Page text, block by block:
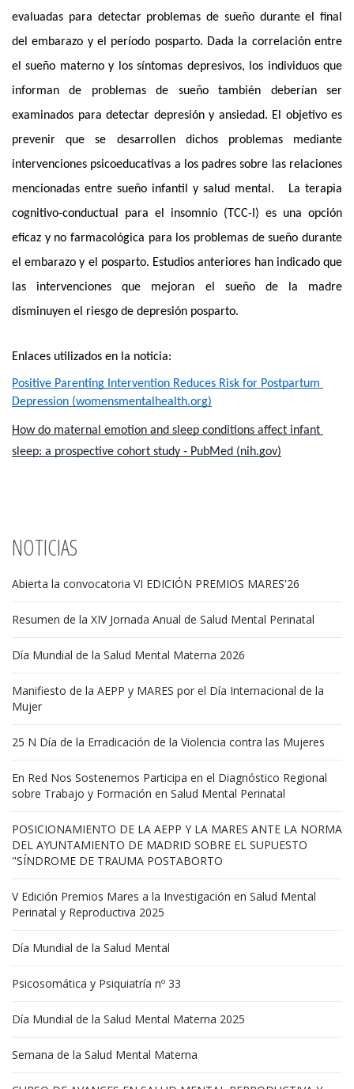
evaluadas para detectar problemas de sueño durante el final
del embarazo y el período posparto. Dada la correlación entre
el sueño materno y los síntomas depresivos, los individuos que
informan de problemas de sueño también deberían ser
examinados para detectar depresión y ansiedad. El objetivo es
prevenir que se desarrollen dichos problemas mediante
intervenciones psicoeducativas a los padres sobre las relaciones
mencionadas entre sueño infantil y salud mental.   La terapia
cognitivo-conductual para el insomnio (TCC-I) es una opción
eficaz y no farmacológica para los problemas de sueño durante
el embarazo y el posparto. Estudios anteriores han indicado que
las intervenciones que mejoran el sueño de la madre
disminuyen el riesgo de depresión posparto.
Enlaces utilizados en la noticia:
Positive Parenting Intervention Reduces Risk for Postpartum
Depression (womensmentalhealth.org)
How do maternal emotion and sleep conditions affect infant
sleep: a prospective cohort study - PubMed (nih.gov)
NOTICIAS
Abierta la convocatoria VI EDICIÓN PREMIOS MARES'26
Resumen de la XIV Jornada Anual de Salud Mental Perinatal
Día Mundial de la Salud Mental Materna 2026
Manifiesto de la AEPP y MARES por el Día Internacional de la
Mujer
25 N Día de la Erradicación de la Violencia contra las Mujeres
En Red Nos Sostenemos Participa en el Diagnóstico Regional
sobre Trabajo y Formación en Salud Mental Perinatal
POSICIONAMIENTO DE LA AEPP Y LA MARES ANTE LA NORMA
DEL AYUNTAMIENTO DE MADRID SOBRE EL SUPUESTO
"SÍNDROME DE TRAUMA POSTABORTO
V Edición Premios Mares a la Investigación en Salud Mental
Perinatal y Reproductiva 2025
Día Mundial de la Salud Mental
Psicosomática y Psiquiatría nº 33
Día Mundial de la Salud Mental Materna 2025
Semana de la Salud Mental Materna